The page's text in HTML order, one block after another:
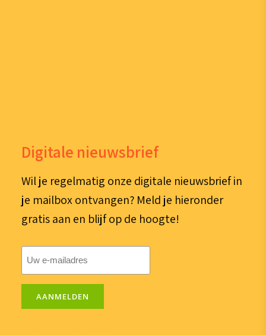
Digitale nieuwsbrief
Wil je regelmatig onze digitale nieuwsbrief in
je mailbox ontvangen? Meld je hieronder
gratis aan en blijf op de hoogte!
AANMELDEN